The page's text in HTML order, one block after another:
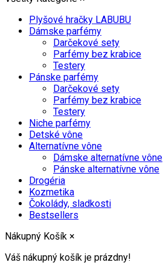
Plyšové hračky LABUBU
Dámske parfémy
Darčekové sety
Parfémy bez krabice
Testery
Pánske parfémy
Darčekové sety
Parfémy bez krabice
Testery
Niche parfémy
Detské vône
Alternatívne vône
Dámske alternatívne vône
Pánske alternatívne vône
Drogéria
Kozmetika
Čokolády, sladkosti
Bestsellers
Nákupný Košík ×
Váš nákupný košík je prázdny!